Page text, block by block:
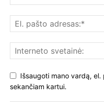
Išsaugoti mano vardą,
sekančiam kartui.